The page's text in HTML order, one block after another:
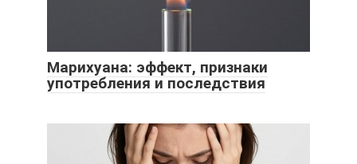
Марихуана: эффект, признаки
употребления и последствия